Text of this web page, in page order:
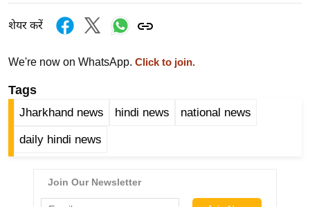
या
सा
त्य
ग
त
ऑ
शेयर करें
We're now on WhatsApp. Click to join.
Tags
Jharkhand news hindi news national news
daily hindi news